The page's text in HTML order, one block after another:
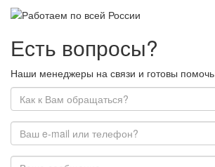
Есть вопросы?
Наши менеджеры на связи и готовы помочь